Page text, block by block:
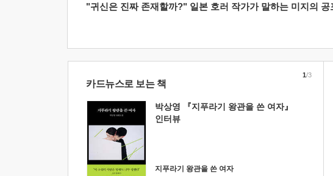
"귀신은 진짜 존재할까?" 일본 호러 작가가 말하는 미지의 공
카드뉴스로 보는 책
박상영 『지푸라기 왕관을 쓴 여자』
인터뷰
지푸라기 왕관을 쓴 여자
1/3